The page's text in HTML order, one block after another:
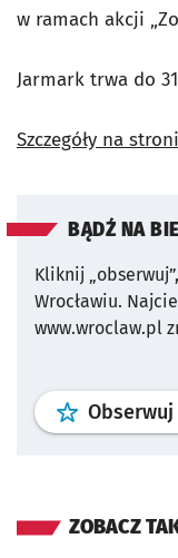
w ramach akcji
Jarmark trwa do
Szczegóły na
BĄDŹ NA
Kliknij
Wrocławiu.
www.wroclaw.pl
Obserwuj
ZOBACZ